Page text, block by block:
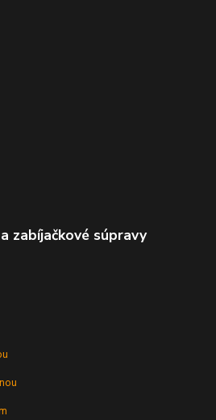
zabíjačkové súpravy